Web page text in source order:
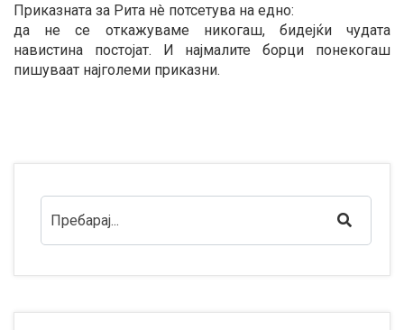
Приказната за Рита нè потсетува на едно:
да не се откажуваме никогаш, бидејќи чудата
навистина постојат. И најмалите борци понекогаш
пишуваат најголеми приказни.